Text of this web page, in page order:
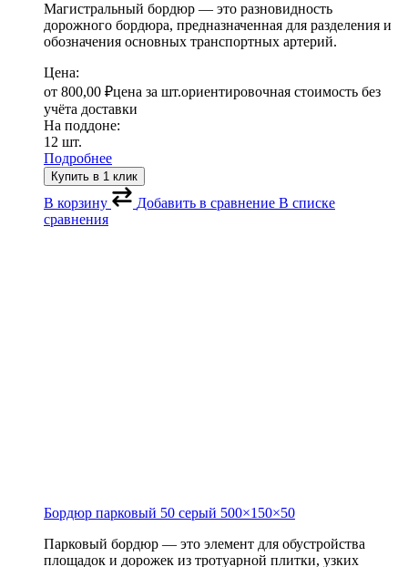
Магистральный бордюр — это разновидность
дорожного бордюра, предназначенная для разделения и
обозначения основных транспортных артерий.
Цена:
от 800,00 ₽цена за шт.ориентировочная стоимость без
учёта доставки
На поддоне:
12 шт.
Подробнее
Купить в 1 клик
В корзину Добавить в сравнение В списке
сравнения
Бордюр парковый 50 серый 500×150×50
Парковый бордюр — это элемент для обустройства
площадок и дорожек из тротуарной плитки, узких